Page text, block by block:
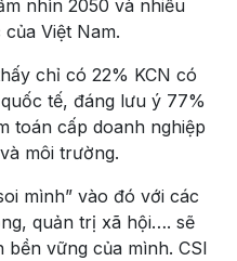
nhìn 2050 và nhiều
Việt Nam.
chỉ có 22% KCN có
tế, đáng lưu ý 77%
toán cấp doanh nghiệp
môi trường.
mình” vào đó với các
quản trị xã hội…. sẽ
vững của mình. CSI